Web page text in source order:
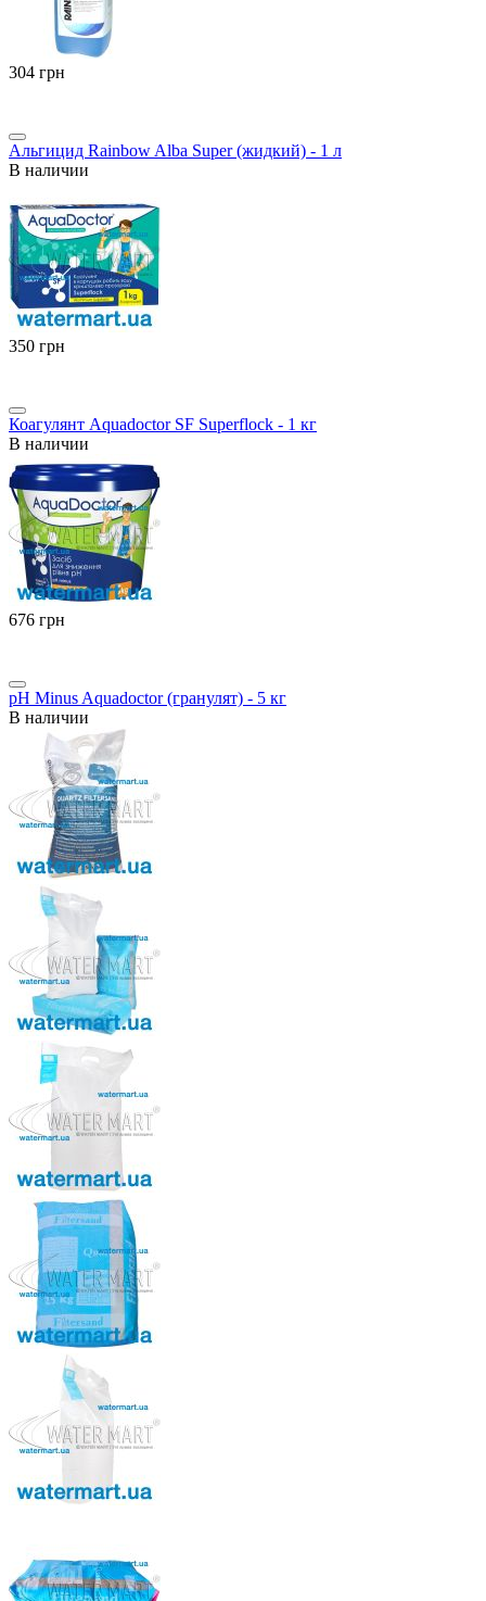
‍304‍ грн
Альгицид Rainbow Alba Super (жидкий) - 1 л
В наличии
‍350‍ грн
Коагулянт Aquadoctor SF Superflock - 1 кг
В наличии
‍676‍ грн
pH Minus Aquadoctor (гранулят) - 5 кг
В наличии